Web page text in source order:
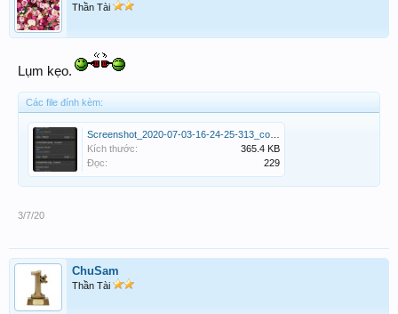
Thần Tài
Lụm kẹo.
Các file đính kèm:
Kích thước:
365.4 KB
Đọc:
229
3/7/20
ChuSam
Thần Tài